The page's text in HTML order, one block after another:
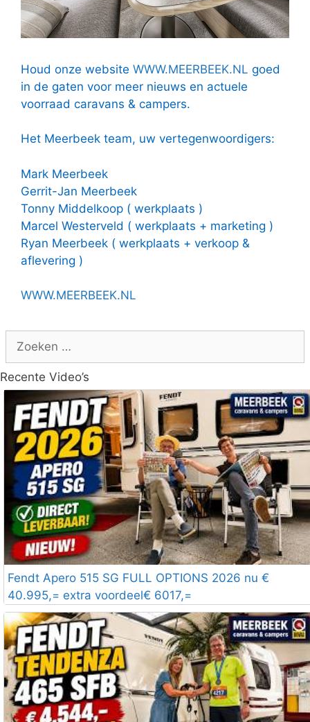
Houd onze website WWW.MEERBEEK.NL goed
in de gaten voor meer nieuws en actuele
voorraad caravans & campers.
Het Meerbeek team, uw vertegenwoordigers:
Mark Meerbeek
Gerrit-Jan Meerbeek
Tonny Middelkoop ( werkplaats )
Marcel Westerveld ( werkplaats + marketing )
Ryan Meerbeek ( werkplaats + verkoop &
aflevering )
WWW.MEERBEEK.NL
Zoek
Recente Video’s
Fendt Apero 515 SG FULL OPTIONS 2026 nu €
40.995,= extra voordeel€ 6017,=